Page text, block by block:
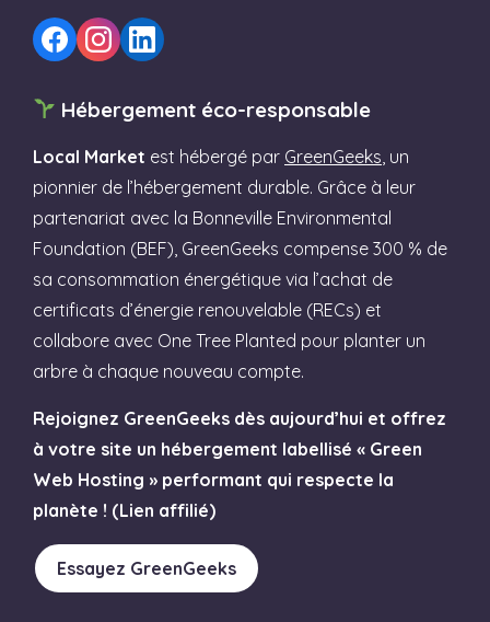
Hébergement éco-responsable
Local Market est hébergé par GreenGeeks , un
pionnier de l’hébergement durable. Grâce à leur
partenariat avec la Bonneville Environmental
Foundation (BEF), GreenGeeks compense 300 % de
sa consommation énergétique via l’achat de
certificats d’énergie renouvelable (RECs) et
collabore avec One Tree Planted pour planter un
arbre à chaque nouveau compte.
Rejoignez GreenGeeks dès aujourd’hui et offrez
à votre site un hébergement labellisé « Green
Web Hosting » performant qui respecte la
planète ! (Lien affilié)
Essayez GreenGeeks